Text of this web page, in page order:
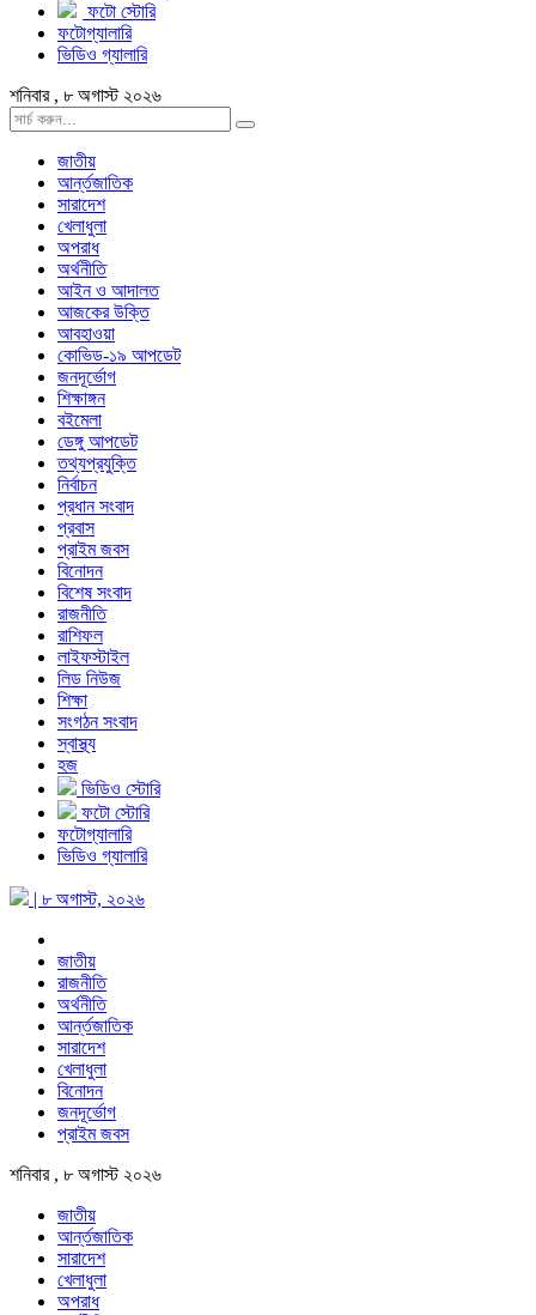
ফটো স্টোরি
ফটোগ্যালারি
ভিডিও গ্যালারি
শনিবার , ৮ অগাস্ট ২০২৬
জাতীয়
আর্ন্তজাতিক
সারাদেশ
খেলাধুলা
অপরাধ
অর্থনীতি
আইন ও আদালত
আজকের উক্তি
আবহাওয়া
কোভিড-১৯ আপডেট
জনদূর্ভোগ
শিক্ষাঙ্গন
বইমেলা
ডেঙ্গু আপডেট
তথ্যপ্রযুক্তি
নির্বাচন
প্রধান সংবাদ
প্রবাস
প্রাইম জবস
বিনোদন
বিশেষ সংবাদ
রাজনীতি
রাশিফল
লাইফস্টাইল
লিড নিউজ
শিক্ষা
সংগঠন সংবাদ
স্বাস্থ্য
হজ
ভিডিও স্টোরি
ফটো স্টোরি
ফটোগ্যালারি
ভিডিও গ্যালারি
| ৮ অগাস্ট, ২০২৬
জাতীয়
রাজনীতি
অর্থনীতি
আর্ন্তজাতিক
সারাদেশ
খেলাধুলা
বিনোদন
জনদূর্ভোগ
প্রাইম জবস
শনিবার , ৮ অগাস্ট ২০২৬
জাতীয়
আর্ন্তজাতিক
সারাদেশ
খেলাধুলা
অপরাধ